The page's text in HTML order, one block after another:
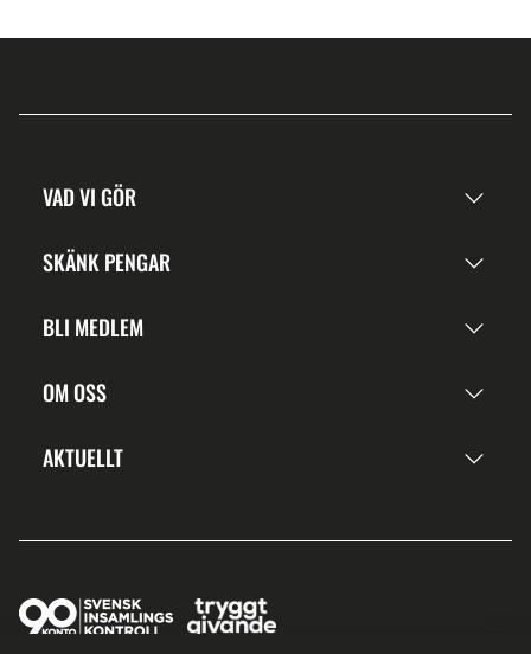
VAD VI GÖR
SKÄNK PENGAR
BLI MEDLEM
OM OSS
AKTUELLT